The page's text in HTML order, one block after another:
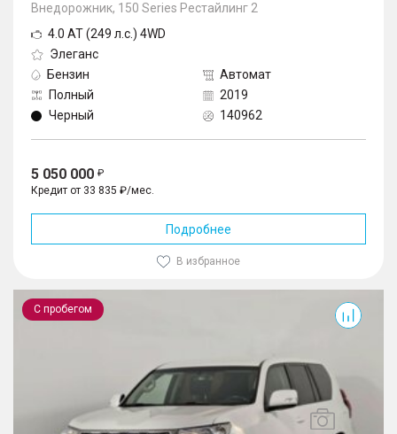
Внедорожник, 150 Series Рестайлинг 2
4.0 AT (249 л.с.) 4WD
Элеганс
Бензин
Автомат
Полный
2019
Черный
140962
5 050 000
Кредит от 33 835 ₽/мес.
Подробнее
В избранное
С пробегом
Land Cruiser Prado